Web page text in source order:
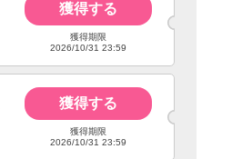
獲得する
獲得期限
2026/10/31 23:59
獲得する
獲得期限
2026/10/31 23:59